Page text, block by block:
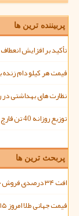
پربیننده ترین ها
تأکید بر افزایش
قیمت هر کیلو دام زنده به ۷۴۰ هزار تومان
نظارت های بهداشتی
توزیع روزانه 40 تن قارچ در تهران
پربحث ترین ها
افت ۳۴ درصدی فروش خودروسازان ۱۵۵ هزار خودرو در چهار ماه به فروش رسید
قیمت جهانی طلا امروز ۱۵ مرداد هر اونس به ۴۲۶۵ دلار و ۲۲ سنت رسید